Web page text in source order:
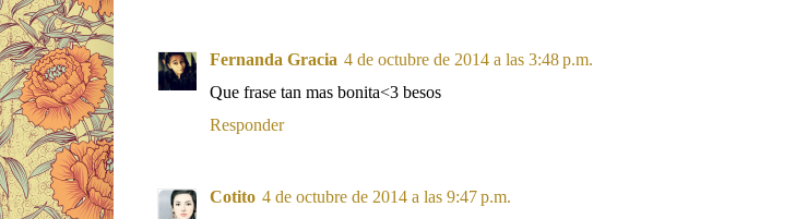
Fernanda Gracia 4 de octubre de 2014 a las 3:48 p.m.
Que frase tan mas bonita<3 besos
Responder
Cotito 4 de octubre de 2014 a las 9:47 p.m.